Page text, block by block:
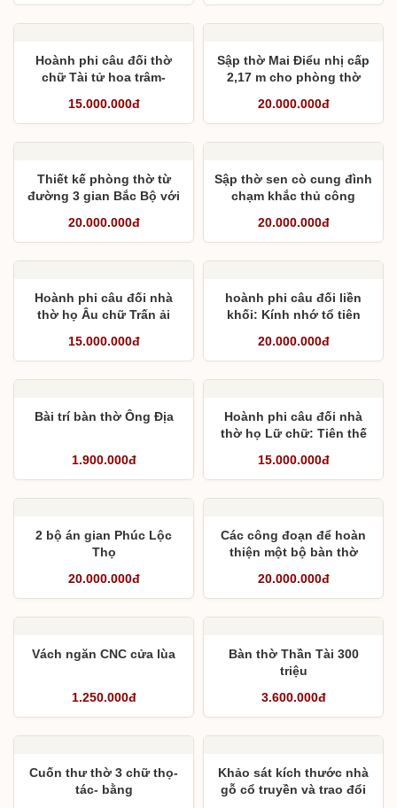
Hoành phi câu đối thờ
chữ Tài tử hoa trâm-
15.000.000đ
Sập thờ Mai Điểu nhị cấp
2,17 m cho phòng thờ
20.000.000đ
Thiết kế phòng thờ từ
đường 3 gian Bắc Bộ với
3,13 m
20.000.000đ
Sập thờ sen cò cung đình
chạm khắc thủ công
20.000.000đ
Hoành phi câu đối nhà
thờ họ Âu chữ Trấn ải
ấp
15.000.000đ
hoành phi câu đối liền
khối: Kính nhớ tổ tiên
20.000.000đ
Bài trí bàn thờ Ông Địa
1.900.000đ
Hoành phi câu đối nhà
thờ họ Lữ chữ: Tiên thế
Hậu côn bằng tịch phúc
nguyên trường
15.000.000đ
2 bộ án gian Phúc Lộc
Thọ
20.000.000đ
Các công đoạn để hoàn
thiện một bộ bàn thờ
20.000.000đ
Vách ngăn CNC cửa lùa
1.250.000đ
Bàn thờ Thần Tài 300
triệu
3.600.000đ
Cuốn thư thờ 3 chữ thọ-
tác- bằng
Khảo sát kích thước nhà
gỗ cổ truyền và trao đổi